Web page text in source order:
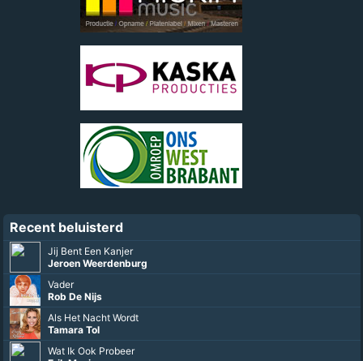
Recent beluisterd
Jij Bent Een Kanjer
Jeroen Weerdenburg
Vader
Rob De Nijs
Als Het Nacht Wordt
Tamara Tol
Wat Ik Ook Probeer